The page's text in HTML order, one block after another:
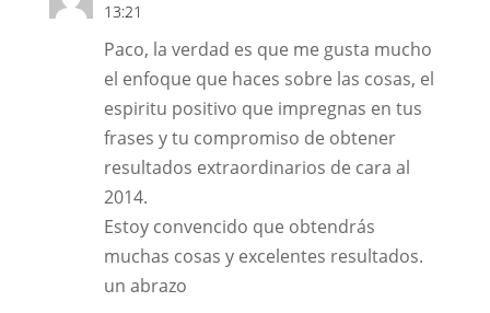
13:21
Paco, la verdad es que me gusta mucho
el enfoque que haces sobre las cosas, el
espiritu positivo que impregnas en tus
frases y tu compromiso de obtener
resultados extraordinarios de cara al
2014.
Estoy convencido que obtendrás
muchas cosas y excelentes resultados.
un abrazo